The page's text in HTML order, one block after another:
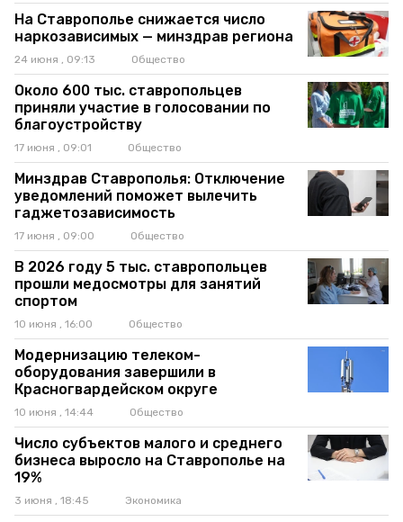
На Ставрополье снижается число
наркозависимых — минздрав региона
24 июня , 09:13 Общество
Около 600 тыс. ставропольцев
приняли участие в голосовании по
благоустройству
17 июня , 09:01 Общество
Минздрав Ставрополья: Отключение
уведомлений поможет вылечить
гаджетозависимость
17 июня , 09:00 Общество
В 2026 году 5 тыс. ставропольцев
прошли медосмотры для занятий
спортом
10 июня , 16:00 Общество
Модернизацию телеком-
оборудования завершили в
Красногвардейском округе
10 июня , 14:44 Общество
Число субъектов малого и среднего
бизнеса выросло на Ставрополье на
19%
3 июня , 18:45 Экономика